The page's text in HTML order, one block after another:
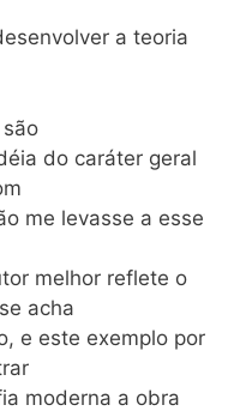
a teoria
do caráter geral
me levasse a esse
melhor reflete o
acha
e este exemplo por
moderna a obra